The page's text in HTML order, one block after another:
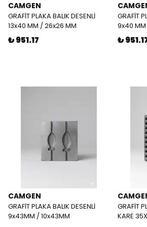
CAMGEN
GRAFİT PLAKA BALIK DESENLİ
13x40 MM / 26x26 MM
₺ 951.17
GRAFİT
9x40 MM
₺
CAMGEN
GRAFİT PLAKA BALIK DESENLİ
9x43MM / 10x43MM
GRAFİT
KARE